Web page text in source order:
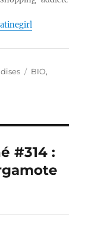
Étiquettes
BIO,
#314 :